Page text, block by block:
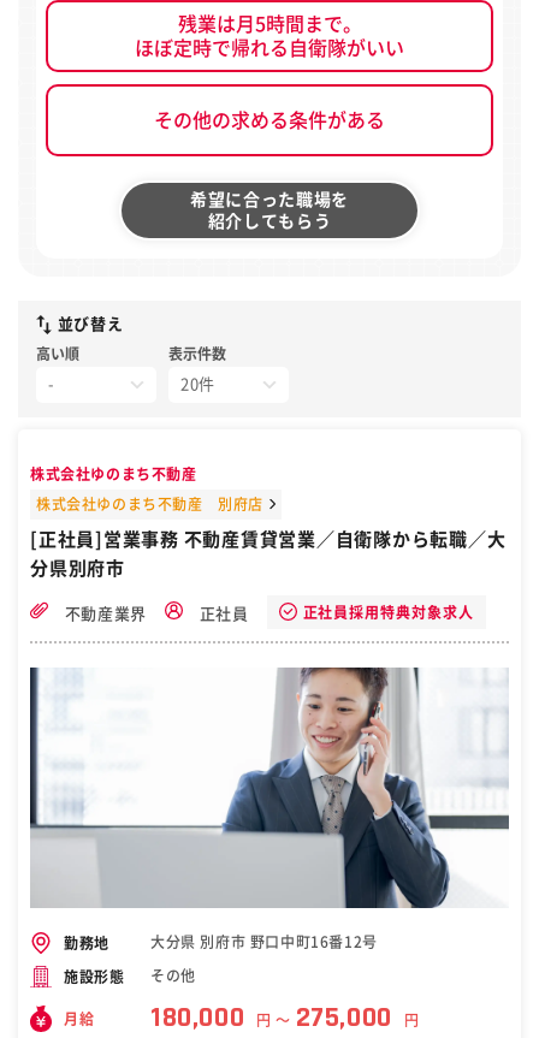
残業は月5時間まで。
ほぼ定時で帰れる自衛隊がいい
その他の求める条件がある
希望に合った職場を
紹介してもらう
並び替え
高い順 表示件数
株式会社ゆのまち不動産
株式会社ゆのまち不動産 別府店
[正社員]営業事務 不動産賃貸営業／自衛隊から転職／大
分県別府市
不動産業界 正社員 正社員採用特典対象求人
勤務地 大分県 別府市 野口中町16番12号
施設形態 その他
月給 180,000 円 〜 275,000 円